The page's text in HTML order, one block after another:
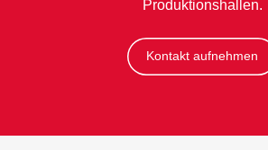
Produktionshallen.
Kontakt aufnehmen